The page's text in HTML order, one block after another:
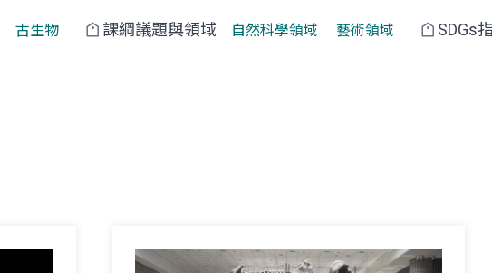
古生物 課綱議題與領域 自然科學領域 藝術領域 SDGs